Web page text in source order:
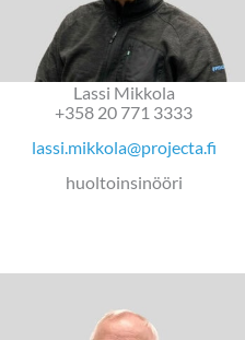
Lassi Mikkola
+358 20 771 3333
lassi.mikkola@projecta.fi
huoltoinsinööri